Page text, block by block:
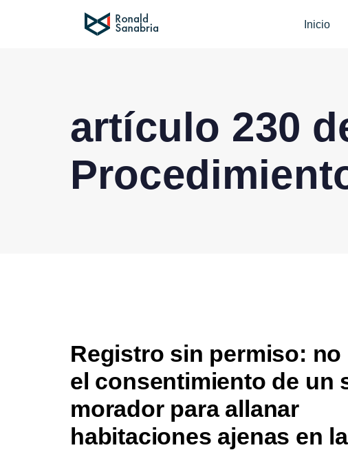
Inicio
artículo 230
Registro sin permiso: no
el consentimiento de un
morador para allanar
habitaciones ajenas en la